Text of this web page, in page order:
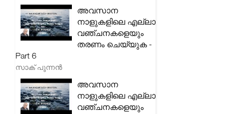
അവസാന
നാളുകളിലെ എല്ലാ
വഞ്ചനകളെയും
തരണം ചെയ്യുക -
Part 6
സാക് പുന്നൻ
അവസാന
നാളുകളിലെ എല്ലാ
വഞ്ചനകളെയും